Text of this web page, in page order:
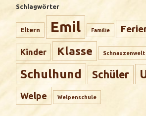
Schlagwörter
Eltern Emil Familie
Kinder Klasse Schnauzenwelt
Schulhund Schüler
Welpe Welpenschule